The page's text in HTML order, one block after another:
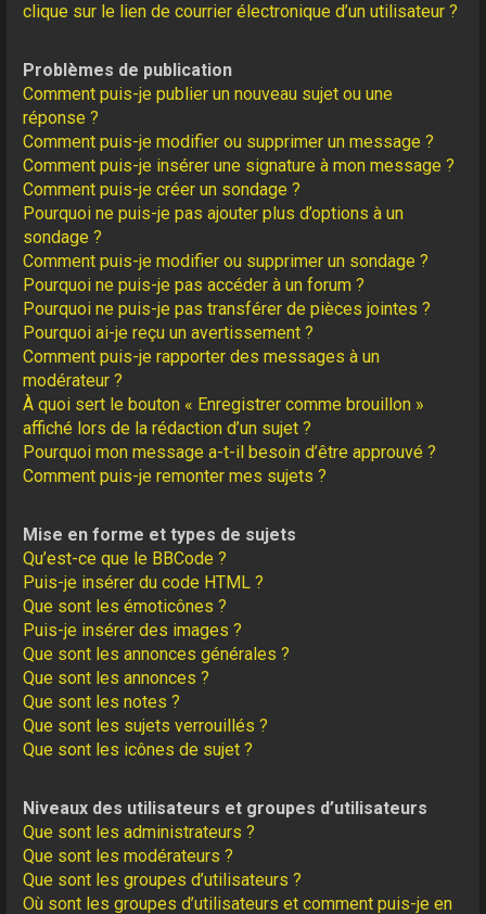
clique sur le lien de courrier électronique d’un utilisateur ?
Problèmes de publication
Comment puis-je publier un nouveau sujet ou une
réponse ?
Comment puis-je modifier ou supprimer un message ?
Comment puis-je insérer une signature à mon message ?
Comment puis-je créer un sondage ?
Pourquoi ne puis-je pas ajouter plus d’options à un
sondage ?
Comment puis-je modifier ou supprimer un sondage ?
Pourquoi ne puis-je pas accéder à un forum ?
Pourquoi ne puis-je pas transférer de pièces jointes ?
Pourquoi ai-je reçu un avertissement ?
Comment puis-je rapporter des messages à un
modérateur ?
À quoi sert le bouton « Enregistrer comme brouillon »
affiché lors de la rédaction d’un sujet ?
Pourquoi mon message a-t-il besoin d’être approuvé ?
Comment puis-je remonter mes sujets ?
Mise en forme et types de sujets
Qu’est-ce que le BBCode ?
Puis-je insérer du code HTML ?
Que sont les émoticônes ?
Puis-je insérer des images ?
Que sont les annonces générales ?
Que sont les annonces ?
Que sont les notes ?
Que sont les sujets verrouillés ?
Que sont les icônes de sujet ?
Niveaux des utilisateurs et groupes d’utilisateurs
Que sont les administrateurs ?
Que sont les modérateurs ?
Que sont les groupes d’utilisateurs ?
Où sont les groupes d’utilisateurs et comment puis-je en